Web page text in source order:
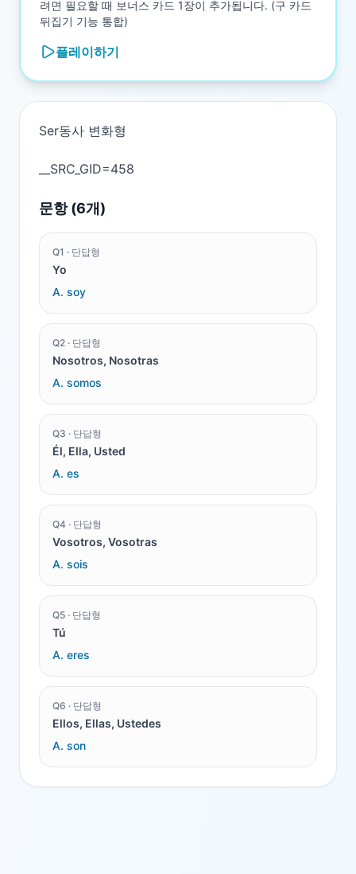
려면 필요할 때 보너스 카드 1장이 추가됩니다. (구 카드
뒤집기 기능 통합)
플레이하기
Ser동사 변화형
문항 (6개)
Q1 · 단답형
Yo
A. soy
Q2 · 단답형
Nosotros, Nosotras
A. somos
Q3 · 단답형
Él, Ella, Usted
A. es
Q4 · 단답형
Vosotros, Vosotras
A. sois
Q5 · 단답형
Tú
A. eres
Q6 · 단답형
Ellos, Ellas, Ustedes
A. son